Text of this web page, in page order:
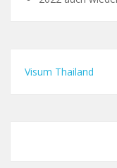
Visum Thailand